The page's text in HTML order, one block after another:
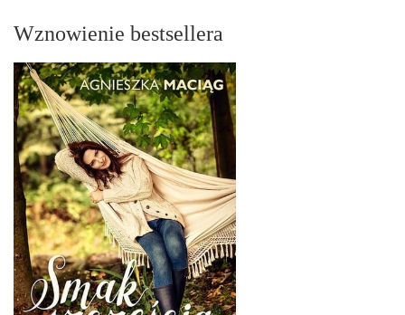
Wznowienie bestsellera